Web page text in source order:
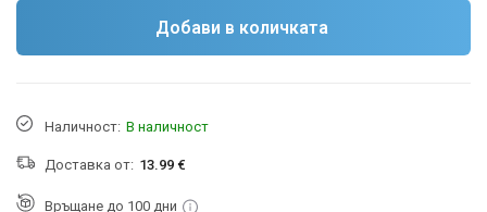
Добави в количката
Наличност: В наличност
Доставка от: 13.99 €
Връщане до 100 дни